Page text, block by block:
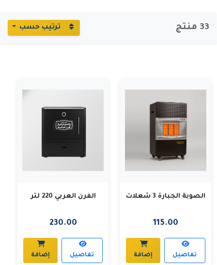
33 منتج ترتيب حسب
الصوبة الجبارة 3 شعلات
115.00
تفاصيل إضافة
الفرن العربي 220 لتر
230.00
تفاصيل إضافة